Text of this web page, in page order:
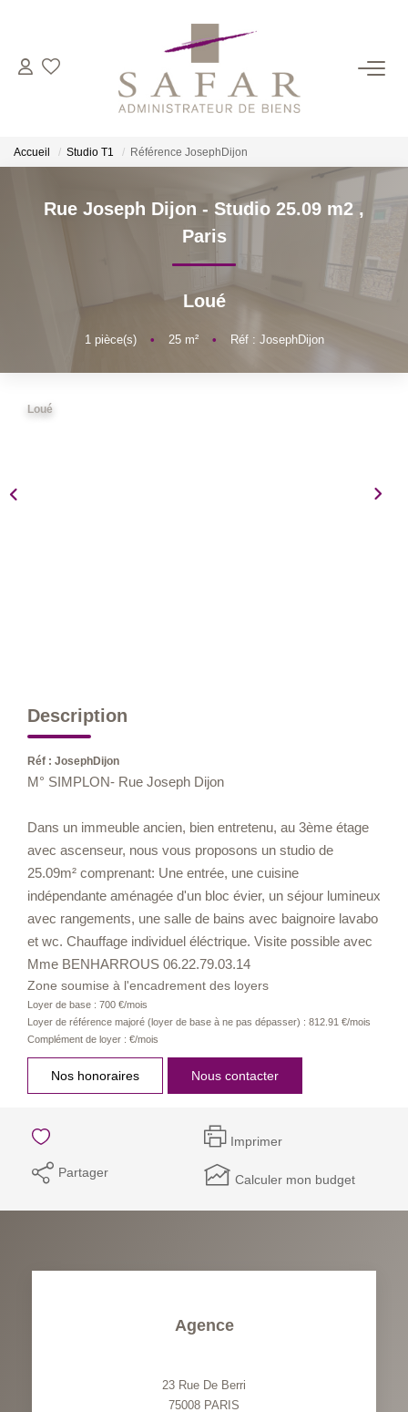
NOS CABINETS
Safar
Cadot Beauplet – Safar
LRPI
Gescofim - Finorgest Aulnay
Accueil Studio T1 Référence JosephDijon
Rue Joseph Dijon - Studio 25.09 m2 ,
Paris
Loué
1 pièce(s) • 25m² • Réf : JosephDijon
Loué
Description
Réf : JosephDijon
M° SIMPLON- Rue Joseph Dijon
Dans un immeuble ancien, bien entretenu, au 3ème étage
avec ascenseur, nous vous proposons un studio de
25.09m² comprenant: Une entrée, une cuisine
indépendante aménagée d'un bloc évier, un séjour lumineux
avec rangements, une salle de bains avec baignoire lavabo
et wc. Chauffage individuel éléctrique. Visite possible avec
Mme BENHARROUS 06.22.79.03.14
Zone soumise à l'encadrement des loyers
Loyer de base : 700 €/mois
Loyer de référence majoré (loyer de base à ne pas dépasser) : 812.91 €/mois
Complément de loyer : €/mois
Nos honoraires Nous contacter
Imprimer
Partager Calculer mon budget
Agence
23 Rue De Berri
75008 PARIS